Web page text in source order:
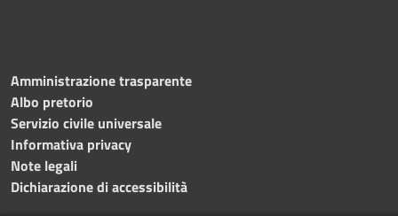
Amministrazione trasparente
Albo pretorio
Servizio civile universale
Informativa privacy
Note legali
Dichiarazione di accessibilità